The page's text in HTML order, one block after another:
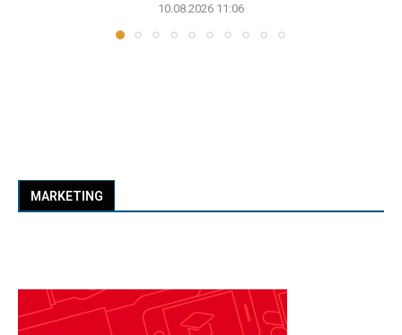
10.08.2026 11:06
MARKETING